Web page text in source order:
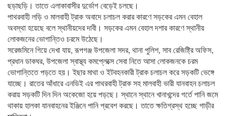
ছড়াছড়ি। তাতে এলাকাবাসীর দুর্ভোগ বেড়েই চলছে।
পাথরবাহী লড়ি ও মালবাহী ট্রাক অবাদে চলাচল করার কারণে সড়কের এমন বেহাল
অবস্থা হয়েছে বলে স্থানীয়দের দাবী। সড়কের এমন বেহাল দশার কারণে স্থানীয়
লোকজনের ভোগান্তিও চরমে উঠেছে।
সরেজমিনে গিয়ে দেখা যায়, রূপগঞ্জ উপজেলা সদর, থানা পুলিশ, সাব রেজিষ্ট্রি অফিস,
প্রধান ডাকঘর, উপজেলা স্বাস্থ্য কমপ্লেক্সে সেবা নিতে আসা লোকজনকে চরম
ভোগান্তিতে পড়তে হয়। ইছার মাথা ও ইটবহনকারী ট্রাক চলাচল করে সড়কটি ভেঙ্গে
যাচ্ছে। রাতের আঁধারে এনডিই এর পাথরবাহী ট্রাক সহ মালবাহী ভারী যানবাহন চলাচল
করায় সড়কটি দিন দিন অকেজো হয়ে পড়ছে। স্থানে স্থানে খানাখন্দের গর্তে পানি জমে
থাকায় হালকা যানবাহনের ইঞ্জিনে পানি প্রবেশ করছে। তাতে ক্ষতিগ্রস্থ হচ্ছে গাড়ীর